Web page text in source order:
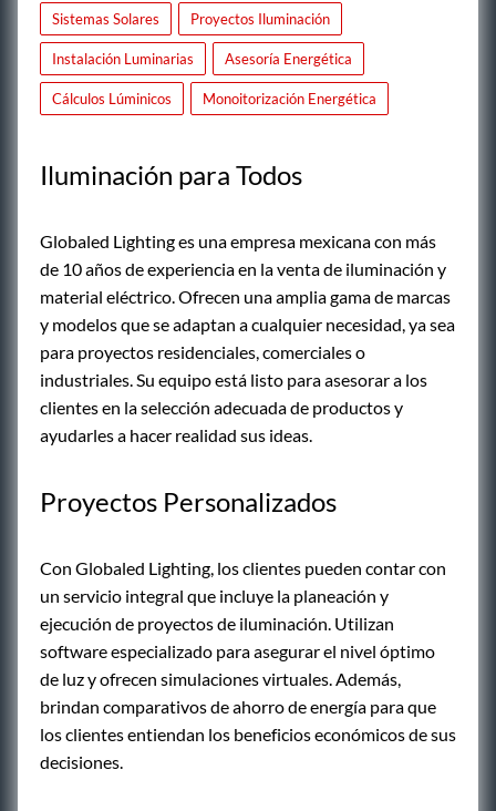
Sistemas Solares Proyectos Iluminación
Instalación Luminarias Asesoría Energética
Cálculos Lúminicos Monoitorización Energética
Iluminación para Todos
Globaled Lighting es una empresa mexicana con más
de 10 años de experiencia en la venta de iluminación y
material eléctrico. Ofrecen una amplia gama de marcas
y modelos que se adaptan a cualquier necesidad, ya sea
para proyectos residenciales, comerciales o
industriales. Su equipo está listo para asesorar a los
clientes en la selección adecuada de productos y
ayudarles a hacer realidad sus ideas.
Proyectos Personalizados
Con Globaled Lighting, los clientes pueden contar con
un servicio integral que incluye la planeación y
ejecución de proyectos de iluminación. Utilizan
software especializado para asegurar el nivel óptimo
de luz y ofrecen simulaciones virtuales. Además,
brindan comparativos de ahorro de energía para que
los clientes entiendan los beneficios económicos de sus
decisiones.